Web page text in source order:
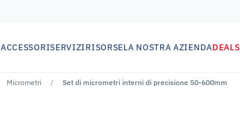
ACCESSORISERVIZIRISORSELA NOSTRA AZIENDADEALS
Micrometri Set di micrometri interni di precisione 50-600mm